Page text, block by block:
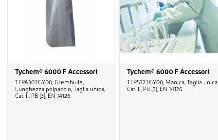
Tychem® 6000 F Accessori
TFPA30TGY00, Grembiule,
Lunghezza polpaccio, Taglia unica,
Cat.III, PB [3], EN 14126
Tychem® 6000 F Accessori
TFPS32TGY00, Manica, Taglia unica,
Cat.III, PB [3], EN 14126